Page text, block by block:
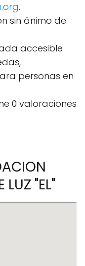
.
sin ánimo de
accesible
personas en
0 valoraciones
LUZ "EL"